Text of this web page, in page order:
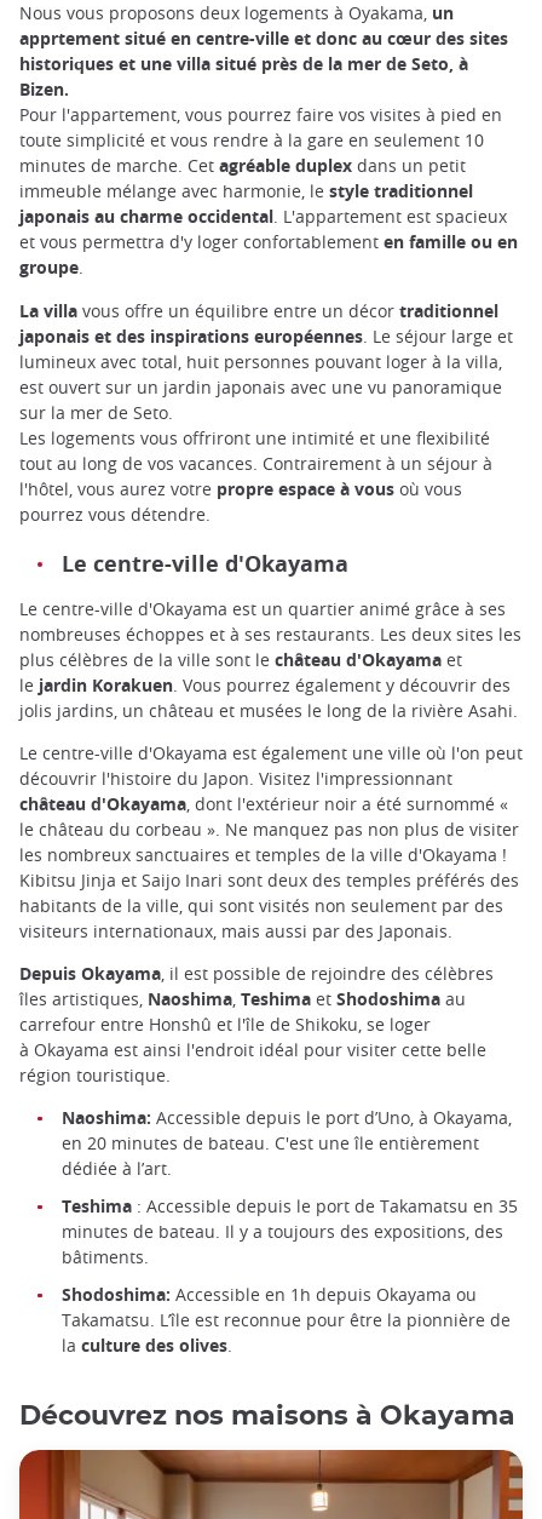
Nous vous proposons deux logements à Oyakama, un
apprtement situé en centre-ville et donc au cœur des sites
historiques et une villa situé près de la mer de Seto, à
Bizen.
Pour l'appartement, vous pourrez faire vos visites à pied en
toute simplicité et vous rendre à la gare en seulement 10
minutes de marche. Cet agréable duplex dans un petit
immeuble mélange avec harmonie, le style traditionnel
japonais au charme occidental. L'appartement est spacieux
et vous permettra d'y loger confortablement en famille ou en
groupe.
La villa vous offre un équilibre entre un décor traditionnel
japonais et des inspirations européennes . Le séjour large et
lumineux avec total, huit personnes pouvant loger à la villa,
est ouvert sur un jardin japonais avec une vu panoramique
sur la mer de Seto.
Les logements vous offriront une intimité et une flexibilité
tout au long de vos vacances. Contrairement à un séjour à
l'hôtel, vous aurez votre propre espace à vous où vous
pourrez vous détendre.
Le centre-ville d'Okayama
Le centre-ville d'Okayama est un quartier animé grâce à ses
nombreuses échoppes et à ses restaurants. Les deux sites les
plus célèbres de la ville sont le château d'Okayama et
le jardin Korakuen Vous pourrez également y découvrir des
jolis jardins, un château et musées le long de la rivière Asahi.
Le centre-ville d'Okayama est également une ville où l'on peut
découvrir l'histoire du Japon. Visitez l'impressionnant
château d'Okayama , dont l'extérieur noir a été surnommé «
le château du corbeau ». Ne manquez pas non plus de visiter
les nombreux sanctuaires et temples de la ville d'Okayama !
Kibitsu Jinja et Saijo Inari sont deux des temples préférés des
habitants de la ville, qui sont visités non seulement par des
visiteurs internationaux, mais aussi par des Japonais.
Depuis Okayama, il est possible de rejoindre des célèbres
îles artistiques, Naoshima, Teshima et Shodoshima au
carrefour entre Honshû et l'île de Shikoku, se loger
à Okayama est ainsi l'endroit idéal pour visiter cette belle
région touristique.
Naoshima: Accessible depuis le port d’Uno, à Okayama,
en 20 minutes de bateau. C'est une île entièrement
dédiée à l’art.
Teshima : Accessible depuis le port de Takamatsu en 35
minutes de bateau. Il y a toujours des expositions, des
bâtiments.
Shodoshima: Accessible en 1h depuis Okayama ou
Takamatsu. L’île est reconnue pour être la pionnière de
la culture des olives.
Découvrez nos maisons à Okayama